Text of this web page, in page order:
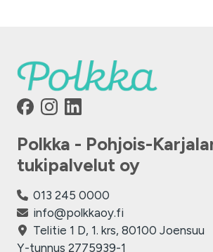
Polkka - Pohjois-
tukipalvelut oy
013 245 0000
info@polkkaoy.fi
Telitie 1 D, 1. krs, 80100 Joensuu
Y-tunnus 2775939-1